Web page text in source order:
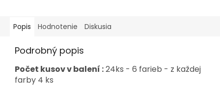
Popis Hodnotenie Diskusia
Podrobný popis
Počet kusov v balení :24ks - 6 farieb - z každej
farby 4 ks